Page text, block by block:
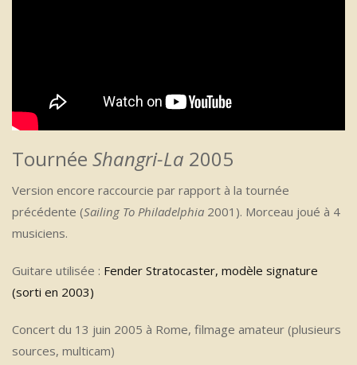
Tournée Shangri-La 2005
Version encore raccourcie par rapport à la tournée
précédente (Sailing To Philadelphia 2001). Morceau joué à 4
musiciens.
Guitare utilisée : Fender Stratocaster, modèle signature
(sorti en 2003)
Concert du 13 juin 2005 à Rome, filmage amateur (plusieurs
sources, multicam)